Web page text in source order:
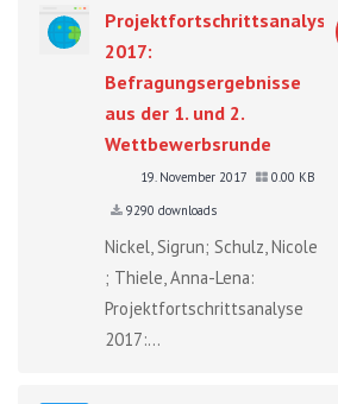
Projektfortschrittsanalyse
2017:
Befragungsergebnisse
aus der 1. und 2.
Wettbewerbsrunde
19. November 2017
0.00 KB
9290 downloads
Nickel, Sigrun; Schulz, Nicole
; Thiele, Anna-Lena:
Projektfortschrittsanalyse
2017:...